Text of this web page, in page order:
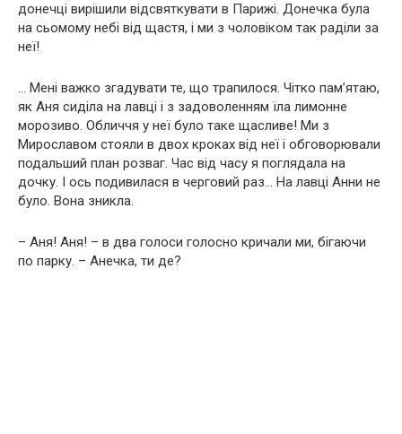
донечці вирішили відсвяткувати в Парижі. Донечка була
на сьомому небі від щастя, і ми з чоловіком так раділи за
неї!
… Мені важко згадувати те, що трапилося. Чітко пам’ятаю,
як Аня сиділа на лавці і з задоволенням їла лимонне
морозиво. Обличчя у неї було таке щасливе! Ми з
Мирославом стояли в двох кроках від неї і обговорювали
подальший план розваг. Час від часу я поглядала на
дочку. І ось подивилася в черговий раз… На лавці Анни не
було. Вона зникла.
– Аня! Аня! – в два голоси голосно кричали ми, бігаючи
по парку. – Анечка, ти де?